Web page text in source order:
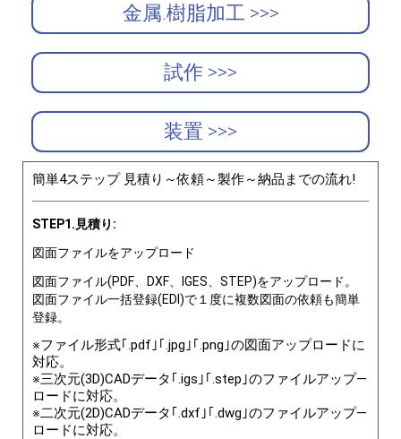
金属.樹脂加工 >>>
試作 >>>
装置 >>>
簡単4ステップ 見積り～依頼～製作～納品までの流れ!
STEP1.見積り:
図面ファイルをアップロード
図面ファイル(PDF、DXF、IGES、STEP)をアップロード。
図面ファイル一括登録(EDI)で１度に複数図面の依頼も簡単
登録。
※ファイル形式｢.pdf｣｢.jpg｣｢.png｣の図面アップロードに
対応。
※三次元(3D)CADデータ｢.igs｣｢.step｣のファイルアップ―
ロードに対応。
※二次元(2D)CADデータ｢.dxf｣｢.dwg｣のファイルアップ―
ロードに対応。